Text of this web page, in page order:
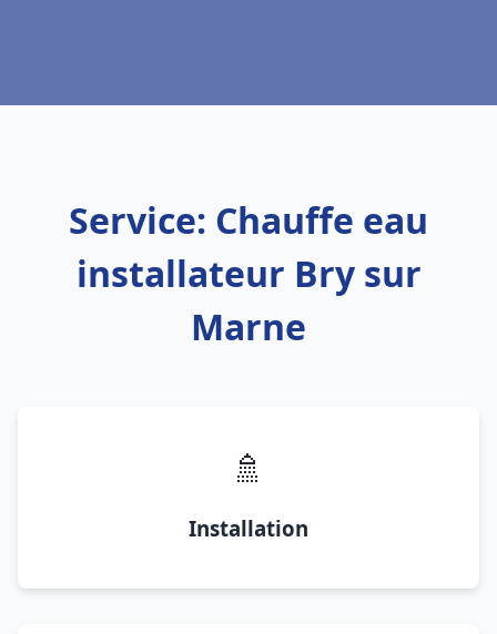
Service: Chauffe eau
installateur Bry sur
Marne
🚿
Installation